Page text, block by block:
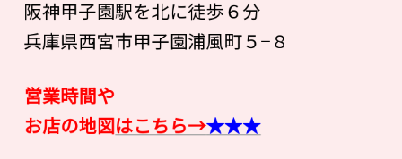
阪神甲子園駅を北に徒歩６分
兵庫県西宮市甲子園浦風町５−８
営業時間や
お店の地図はこちら→★★★